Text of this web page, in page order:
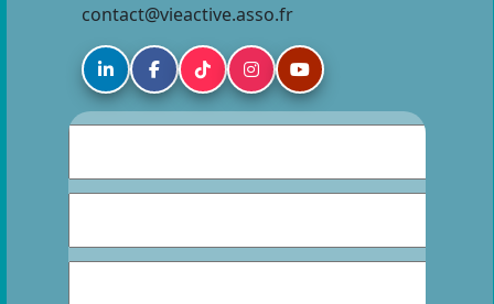
contact@vieactive.asso.fr